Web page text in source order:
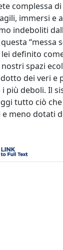
complessa
immersi e
indeboliti
“messa
definito
spazi
dei veri e
più deboli. Il
tutto ciò
meno dotati